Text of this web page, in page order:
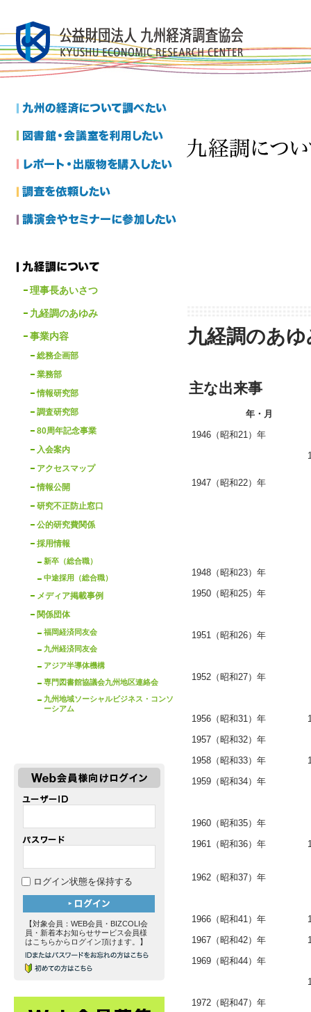
九経調のあゆ
主な出来事
年・月
1946（昭和21）年
1947（昭和22）年
1948（昭和23）年
1950（昭和25）年
1951（昭和26）年
1952（昭和27）年
1956（昭和31）年
1957（昭和32）年
1958（昭和33）年
1959（昭和34）年
1960（昭和35）年
1961（昭和36）年
1962（昭和37）年
1966（昭和41）年
1967（昭和42）年
1969（昭和44）年
1972（昭和47）年
理事長あいさつ
九経調のあゆみ
事業内容
総務企画部
業務部
情報研究部
調査研究部
80周年記念事業
入会案内
アクセスマップ
情報公開
研究不正防止窓口
公的研究費関係
採用情報
新卒（総合職）
中途採用（総合職）
メディア掲載事例
関係団体
福岡経済同友会
九州経済同友会
アジア半導体機構
専門図書館協議会九州地区連絡会
九州地域ソーシャルビジネス・コンソ
ーシアム
ログイン状態を保持する
【対象会員：WEB会員・BIZCOLI会
員・新着本お知らせサービス会員様
はこちらからログイン頂けます。】